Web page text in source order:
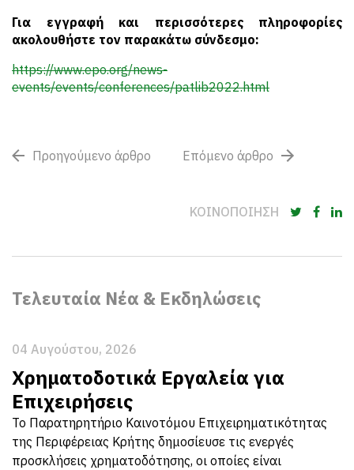
Για εγγραφή και περισσότερες πληροφορίες
ακολουθήστε τον παρακάτω σύνδεσμο:
https://www.epo.org/news-
events/events/conferences/patlib2022.html
Προηγούμενο άρθρο Επόμενο άρθρο
ΚΟΙΝΟΠΟΙΗΣΗ
Τελευταία Νέα & Εκδηλώσεις
04 Αυγούστου, 2026
Χρηματοδοτικά Εργαλεία για
Επιχειρήσεις
Το Παρατηρητήριο Καινοτόμου Επιχειρηματικότητας
της Περιφέρειας Κρήτης δημοσίευσε τις ενεργές
προσκλήσεις χρηματοδότησης, οι οποίες είναι